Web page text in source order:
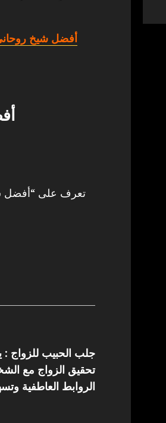
أفضل شيخ
تعرف على “أفضل
جلب الحبيب للزواج :
تحقيق الزواج مع
الروابط العاطفية